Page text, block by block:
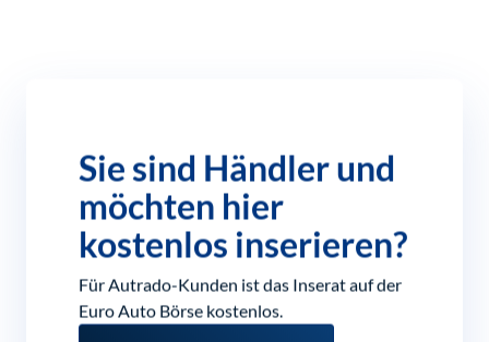
Sie sind Händler und
möchten hier
kostenlos inserieren?
Für Autrado-Kunden ist das Inserat auf der
Euro Auto Börse kostenlos.